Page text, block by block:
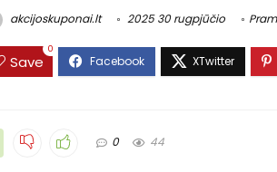
akcijoskuponai.lt 2025 30 rugpjūčio
Save
0
0 44